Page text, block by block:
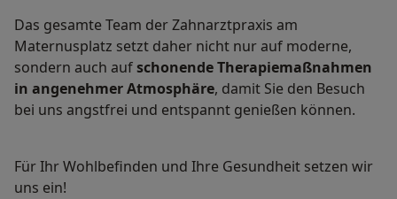
Das gesamte Team der Zahnarztpraxis am
Maternusplatz setzt daher nicht nur auf moderne,
sondern auch aufschonende Therapiemaßnahmen
in angenehmer Atmosphäre, damit Sie den Besuch
bei uns angstfrei und entspannt genießen können.
Für Ihr Wohlbefinden und Ihre Gesundheit setzen wir
uns ein!